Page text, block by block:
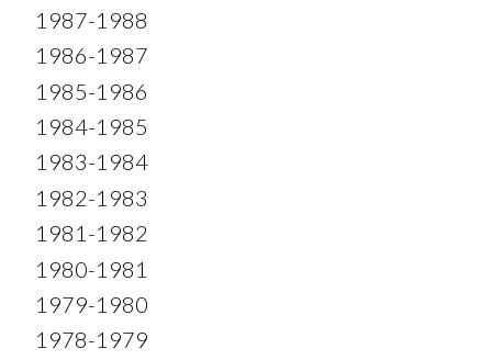
1987-1988
1986-1987
1985-1986
1984-1985
1983-1984
1982-1983
1981-1982
1980-1981
1979-1980
1978-1979